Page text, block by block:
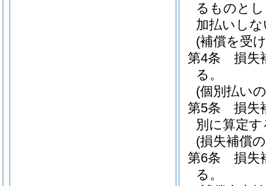
るものと
加払いし
(補償を受
第4条
損失
る。
(個別払い
第5条
損失
別に算定
(損失補償
第6条
損失
る。